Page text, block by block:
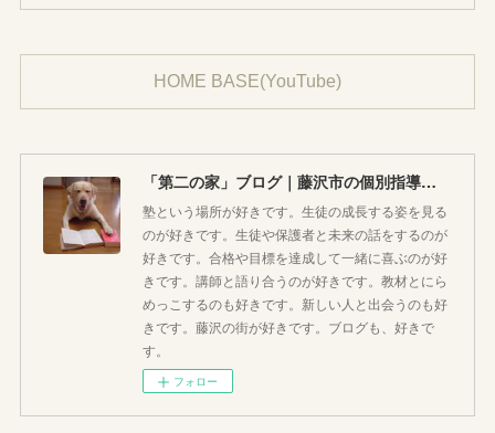
HOME BASE(YouTube)
「第二の家」ブログ｜藤沢市の個別指導塾のお話
塾という場所が好きです。生徒の成長する姿を見る
のが好きです。生徒や保護者と未来の話をするのが
好きです。合格や目標を達成して一緒に喜ぶのが好
きです。講師と語り合うのが好きです。教材とにら
めっこするのも好きです。新しい人と出会うのも好
きです。藤沢の街が好きです。ブログも、好きで
す。
フォロー